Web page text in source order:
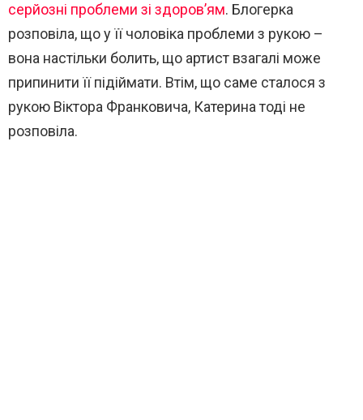
серйозні проблеми зі здоров’ям. Блогерка
розповіла, що у її чоловіка проблеми з рукою –
вона настільки болить, що артист взагалі може
припинити її підіймати. Втім, що саме сталося з
рукою Віктора Франковича, Катерина тоді не
розповіла.